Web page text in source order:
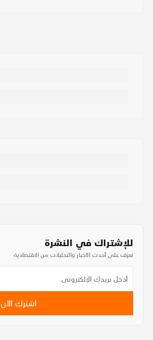
للإشتراك في النشرة
تعرف على أحدث الأخبار والتحليلات من الاقتصادية
اشترك الآن